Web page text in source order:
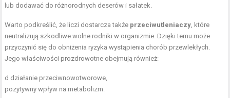
lub dodawać do różnorodnych deserów i sałatek.
Warto podkreślić, że liczi dostarcza także przeciwutleniaczy, które
neutralizują szkodliwe wolne rodniki w organizmie. Dzięki temu może
przyczynić się do obniżenia ryzyka wystąpienia chorób przewlekłych.
Jego właściwości prozdrowotne obejmują również:
d działanie przeciwnowotworowe,
pozytywnywpływ na metabolizm.